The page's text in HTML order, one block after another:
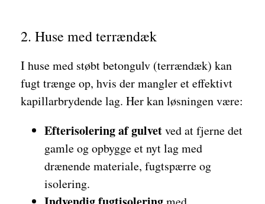
2. Huse med terrændæk
I huse med støbt betongulv (terrændæk) kan
fugt trænge op, hvis der mangler et effektivt
kapillarbrydende lag. Her kan løsningen være:
Efterisolering af gulvetved at fjerne det
gamle og opbygge et nyt lag med
drænende materiale, fugtspærre og
isolering.